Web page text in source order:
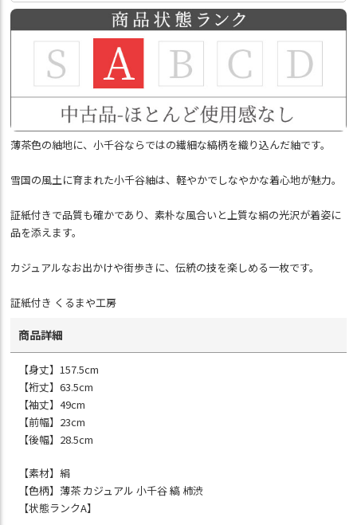
薄茶色の紬地に、小千谷ならではの繊細な縞柄を織り込んだ紬です。
雪国の風土に育まれた小千谷紬は、軽やかでしなやかな着心地が魅力。
証紙付きで品質も確かであり、素朴な風合いと上質な絹の光沢が着姿に
品を添えます。
カジュアルなお出かけや街歩きに、伝統の技を楽しめる一枚です。
証紙付き くるまや工房
商品詳細
【身丈】157.5cm
【裄丈】63.5cm
【袖丈】49cm
【前幅】23cm
【後幅】28.5cm
【素材】絹
【色柄】薄茶 カジュアル 小千谷 縞 柿渋
【状態ランクA】